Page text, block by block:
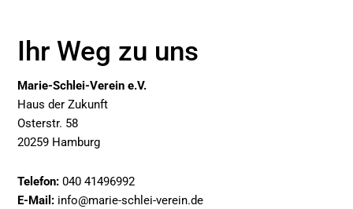
Ihr Weg zu uns
Marie-Schlei-Verein e.V.
Haus der Zukunft
Osterstr. 58
20259 Hamburg
Telefon: 040 41496992
E-Mail: info@marie-schlei-verein.de